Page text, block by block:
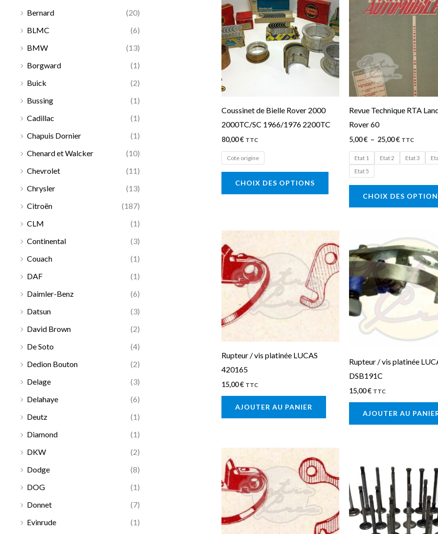
Bernard
(20)
BLMC
(6)
BMW
(13)
Borgward
(1)
Buick
(2)
Bussing
(1)
Cadillac
(1)
Chapuis Dornier
(1)
Chenard et Walcker
(10)
Chevrolet
(11)
Chrysler
(13)
Citroën
(187)
CLM
(1)
Continental
(3)
Couach
(1)
DAF
(1)
Daimler-Benz
(6)
Datsun
(3)
David Brown
(2)
De Soto
(4)
Dedion Bouton
(2)
Delage
(3)
Delahaye
(6)
Deutz
(1)
Diamond
(1)
DKW
(2)
Dodge
(8)
DOG
(1)
Donnet
(7)
Evinrude
(1)
Coussinet de Bielle Rover 2000
2000TC/SC 1966/1976 2200TC
80,00€ TTC
Cote origine
CHOIX DES OPTIONS
a
plusieurs
variations.
Les
options
peuvent
choisies
sur
produit
Revue Technique RTA
Rover 60
5,00€ – 25,00€
5,00 €
à
25,00 €
TTC
Etat 1 Etat 2 Etat 3
Etat 5
CHOIX DES
Rupteur / vis platinée LUCAS
420165
15,00€ TTC
AJOUTER AU PANIER
Rupteur / vis platinée
DSB191C
15,00€ TTC
AJOUTER AU